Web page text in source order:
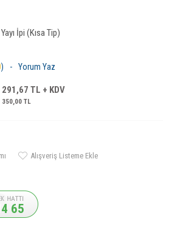
İpi (Kısa Tip)
) - Yorum Yaz
291,67 TL + KDV
350,00 TL
Alışveriş Listeme Ekle
65